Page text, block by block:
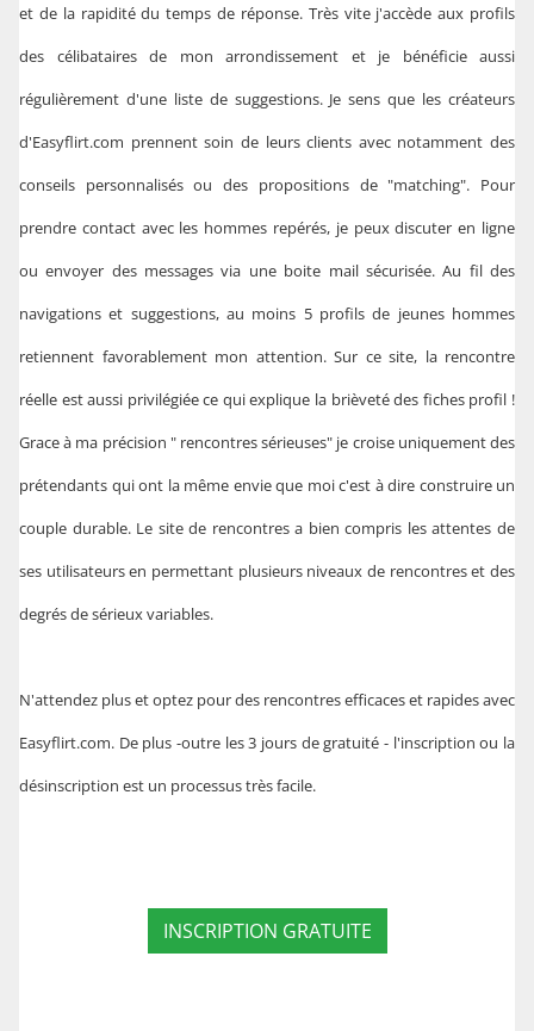
et de la rapidité du temps de réponse. Très vite j'accède aux profils
des célibataires de mon arrondissement et je bénéficie aussi
régulièrement d'une liste de suggestions. Je sens que les créateurs
d'Easyflirt.com prennent soin de leurs clients avec notamment des
conseils personnalisés ou des propositions de "matching". Pour
prendre contact avec les hommes repérés, je peux discuter en ligne
ou envoyer des messages via une boite mail sécurisée. Au fil des
navigations et suggestions, au moins 5 profils de jeunes hommes
retiennent favorablement mon attention. Sur ce site, la rencontre
réelle est aussi privilégiée ce qui explique la brièveté des fiches profil !
Grace à ma précision " rencontres sérieuses" je croise uniquement des
prétendants qui ont la même envie que moi c'est à dire construire un
couple durable. Le site de rencontres a bien compris les attentes de
ses utilisateurs en permettant plusieurs niveaux de rencontres et des
degrés de sérieux variables.
N'attendez plus et optez pour des rencontres efficaces et rapides avec
Easyflirt.com. De plus -outre les 3 jours de gratuité - l'inscription ou la
désinscription est un processus très facile.
INSCRIPTION GRATUITE